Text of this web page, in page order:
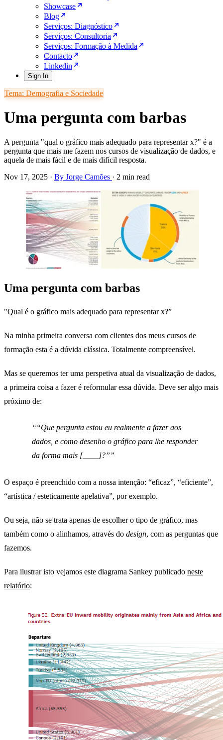
Showcase
Blog
Serviços: Diagnóstico
Serviços: Consultoria
Serviços: Formação à Medida
Contacto
Linkedin
Sign In
Tema: Demografia e Sociedade
Uma pergunta com barbas
A pergunta "qual o gráfico mais adequado para representar x?" é a
pergunta que mais me fazem nos cursos de visualização de dados, e
aquela de mais fácil e de mais difícil resposta.
Nov 17, 2025 · By Jorge Camões · 2 min read
Uma pergunta com barbas
"Qual é o gráfico mais adequado para representar x?”
Na minha primeira conversa com clientes dos meus cursos de
formação esta é a dúvida clássica. Totalmente compreensível.
Mas se queremos ter uma perspetiva atual da visualização de dados,
a primeira coisa a fazer é reformular essa dúvida. Deve ser algo mais
próximo de:
“Que pergunta estou eu realmente a fazer aos
dados, e como desenho o gráfico para lhe responder
da forma mais [____]?”
O espaço é preenchido com a nossa intenção: “eficaz”, “eficiente”,
“artística / esteticamente apelativa”, por exemplo.
Ou seja, não se trata apenas de escolher o tipo de gráfico, mas
também como o alinhamos, através do design, com as perguntas que
fazemos.
Para ilustrar isto vejamos este diagrama Sankey publicado neste
relatório: